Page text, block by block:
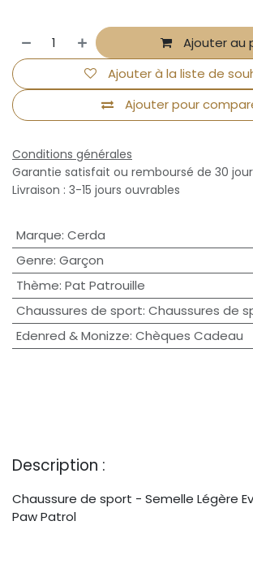
Ajouter au
Ajouter pour
Ajouter à la liste de
Conditions générales
Garantie satisfait ou remboursé de 30
Livraison : 3-15 jours ouvrables
Marque: Cerda
Genre: Garçon
Thème: Pat Patrouille
Chaussures de sport: Chaussures de
Edenred & Monizze: Chèques Cadeau
Description :
Chaussure de sport - Semelle Légère
Paw Patrol